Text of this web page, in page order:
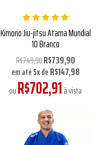
Kimono Jiu-jitsu Atama Mundial
10 Branco
R$749,90R$739,90
em até5xdeR$147,98
ouR$702,91à vista